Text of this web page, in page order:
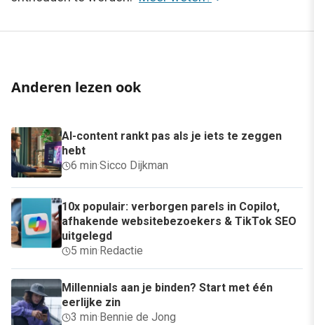
Anderen lezen ook
AI-content rankt pas als je iets te zeggen
hebt
6 min·Sicco Dijkman
10x populair: verborgen parels in Copilot,
afhakende websitebezoekers & TikTok SEO
uitgelegd
5 min· Redactie
Millennials aan je binden? Start met één
eerlijke zin
3 min· Bennie de Jong